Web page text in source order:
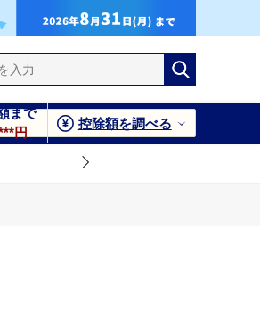
まで
円
控除額を調べる